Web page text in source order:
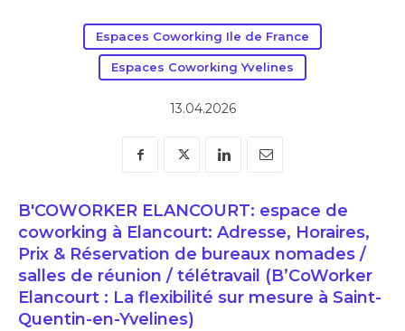
Espaces Coworking Ile de France
Espaces Coworking Yvelines
13.04.2026
B'COWORKER ELANCOURT: espace de
coworking à Elancourt: Adresse, Horaires,
Prix & Réservation de bureaux nomades /
salles de réunion / télétravail (B’CoWorker
Elancourt : La flexibilité sur mesure à Saint-
Quentin-en-Yvelines)